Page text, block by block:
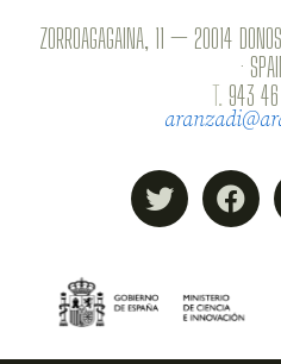
ZORROAGAGAINA, 11 — 20014
·
T. 943